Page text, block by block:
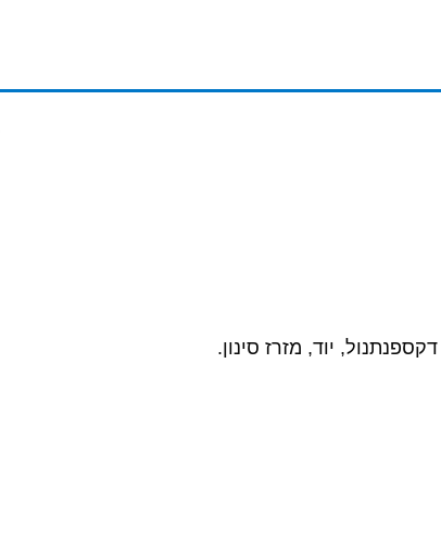
יוד, מזרז סינון.